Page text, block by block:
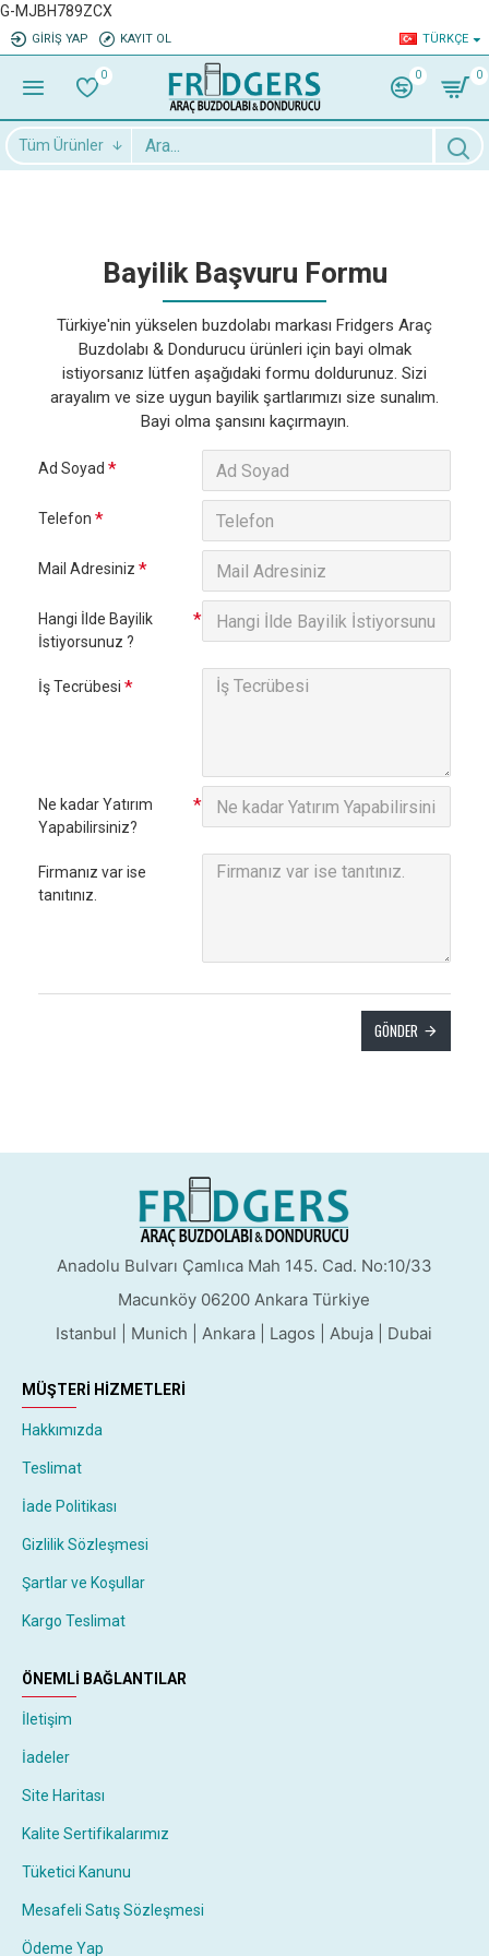
G-MJBH789ZCX
GIRIŞ YAP KAYIT OL TÜRKÇE
0 0 0
Tüm Ürünler
Bayilik Başvuru Formu
Türkiye'nin yükselen buzdolabı markası Fridgers Araç
Buzdolabı & Dondurucu ürünleri için bayi olmak
istiyorsanız lütfen aşağıdaki formu doldurunuz. Sizi
arayalım ve size uygun bayilik şartlarımızı size sunalım.
Bayi olma şansını kaçırmayın.
Ad Soyad
Telefon
Mail Adresiniz
Hangi İlde Bayilik
İstiyorsunuz ?
İş Tecrübesi
Ne kadar Yatırım
Yapabilirsiniz?
Firmanız var ise
tanıtınız.
GÖNDER
Anadolu Bulvarı Çamlıca Mah 145. Cad. No:10/33
Macunköy 06200 Ankara Türkiye
Istanbul | Munich | Ankara | Lagos | Abuja | Dubai
MÜŞTERI HIZMETLERI
Hakkımızda
Teslimat
İade Politikası
Gizlilik Sözleşmesi
Şartlar ve Koşullar
Kargo Teslimat
ÖNEMLI BAĞLANTILAR
İletişim
İadeler
Site Haritası
Kalite Sertifikalarımız
Tüketici Kanunu
Mesafeli Satış Sözleşmesi
Ödeme Yap